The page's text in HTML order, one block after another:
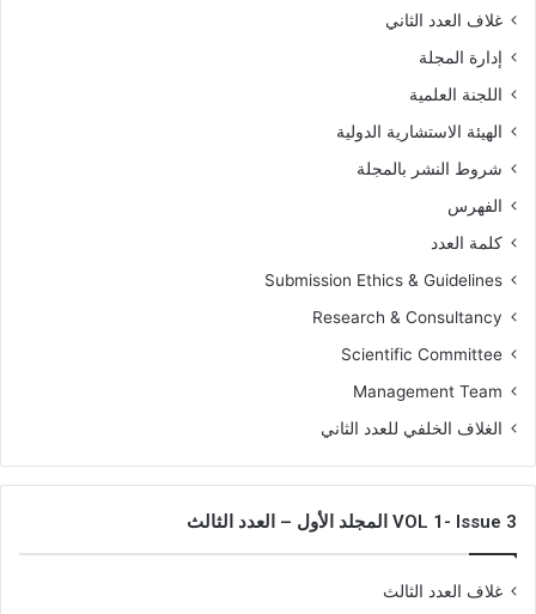
غلاف العدد الثاني
إدارة المجلة
اللجنة العلمية
الهيئة الاستشارية الدولية
شروط النشر بالمجلة
الفهرس
كلمة العدد
Submission Ethics & Guidelines
Research & Consultancy
Scientific Committee
Management Team
الغلاف الخلفي للعدد الثاني
VOL 1- Issue 3 المجلد الأول – العدد الثالث
غلاف العدد الثالث